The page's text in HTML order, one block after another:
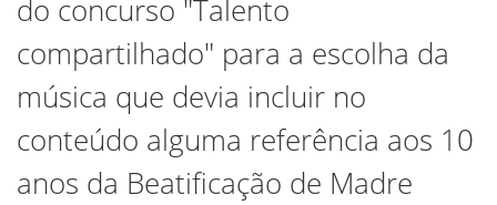
do concurso "Talento
compartilhado" para a escolha da
música que devia incluir no
conteúdo alguma referência aos 10
anos da Beatificação de Madre